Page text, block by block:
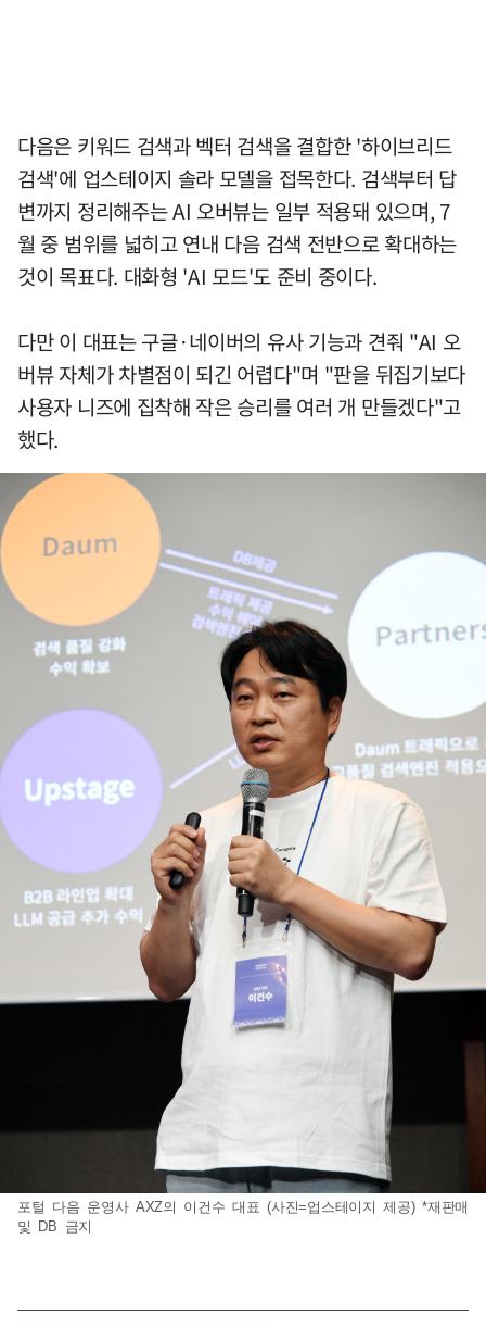
다음은 키워드 검색과 벡터 검색을 결합한 '하이브리드
검색'에 업스테이지 솔라 모델을 접목한다. 검색부터 답
변까지 정리해주는 AI 오버뷰는 일부 적용돼 있으며, 7
월 중 범위를 넓히고 연내 다음 검색 전반으로 확대하는
것이 목표다. 대화형 'AI 모드'도 준비 중이다.
다만 이 대표는 구글·네이버의 유사 기능과 견줘 "AI 오
버뷰 자체가 차별점이 되긴 어렵다"며 "판을 뒤집기보다
사용자 니즈에 집착해 작은 승리를 여러 개 만들겠다"고
했다.
포털 다음 운영사 AXZ의 이건수 대표 (사진=업스테이지 제공) *재판매
및 DB 금지